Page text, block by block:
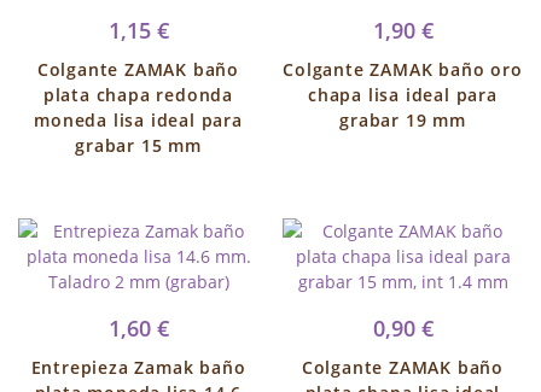
1,15 €
Colgante ZAMAK baño
plata chapa redonda
moneda lisa ideal para
grabar 15 mm
1,90 €
Colgante ZAMAK baño oro
chapa lisa ideal para
grabar 19 mm
1,60 €
Entrepieza Zamak baño
0,90 €
Colgante ZAMAK baño